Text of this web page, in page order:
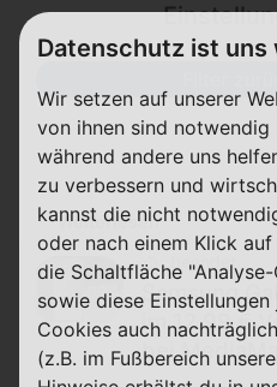
Weiterlesen
beendet
Samsung
im 12,99 €
bei
Datenschutz ist uns
Wir setzen auf unserer
von ihnen sind notwendig
während andere uns
zu verbessern und
kannst die nicht
oder nach einem Klick
die Schaltfläche
sowie diese
Cookies auch
(z.B. im Fußbereich